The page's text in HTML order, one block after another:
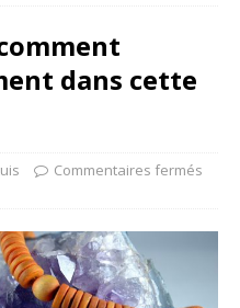
dans cette
Commentaires fermés